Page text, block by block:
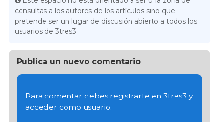
consultas a los autores de los artículos sino que
pretende ser un lugar de discusión abierto a todos los
usuarios de 3tres3
Publica un nuevo comentario
Para comentar debes registrarte en 3tres3 y
acceder como usuario.